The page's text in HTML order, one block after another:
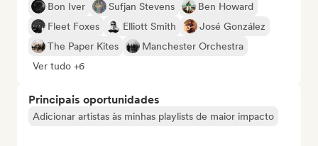
Bon Iver Sufjan Stevens
Ben Howard
Fleet Foxes
Elliott Smith
José González
The Paper Kites
Manchester Orchestra
Ver tudo +6
Principais oportunidades
Adicionar artistas às minhas playlists de maior impacto